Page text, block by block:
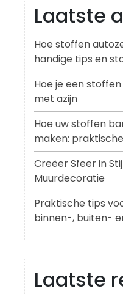
Laatste
Hoe stoffen
handige tips en
Hoe je een
met azijn
Hoe uw stoffen
maken:
Creëer Sfeer in
Muurdecoratie
Praktische tips
binnen-, buiten-
Laatste